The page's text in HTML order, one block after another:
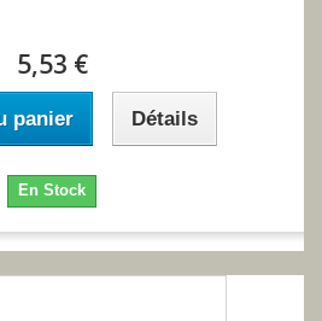
5,53 €
panier Détails
En Stock